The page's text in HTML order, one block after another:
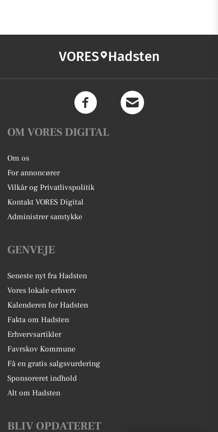
VORES Hadsten
OM VORES DIGITAL
Om os
For annoncører
Vilkår og Privatlivspolitik
Kontakt VORES Digital
Administrer samtykke
GENVEJE
Seneste nyt fra Hadsten
Vores lokale erhverv
Kalenderen for Hadsten
Fakta om Hadsten
Erhvervsartikler
Favrskov Kommune
Få en gratis salgsvurdering
Sponsoreret indhold
Alt om Hadsten
BLIV OPDATERET